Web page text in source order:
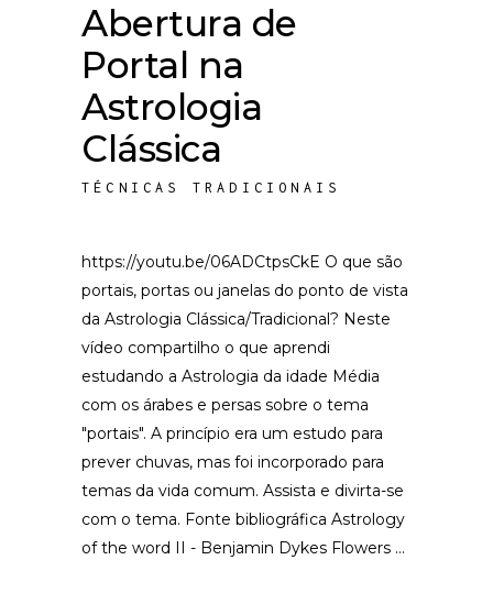
Abertura de
Portal na
Astrologia
Clássica
TÉCNICAS TRADICIONAIS
https://youtu.be/06ADCtpsCkE O que são
portais, portas ou janelas do ponto de vista
da Astrologia Clássica/Tradicional? Neste
vídeo compartilho o que aprendi
estudando a Astrologia da idade Média
com os árabes e persas sobre o tema
"portais". A princípio era um estudo para
prever chuvas, mas foi incorporado para
temas da vida comum. Assista e divirta-se
com o tema. Fonte bibliográfica Astrology
of the word II - Benjamin Dykes Flowers